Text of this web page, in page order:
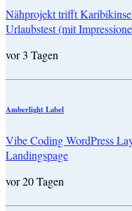
Nähprojekt trifft
Urlaubstest (mit
vor 3 Tagen
Amberlight Label
Vibe Coding WordPress
Landingspage
vor 20 Tagen